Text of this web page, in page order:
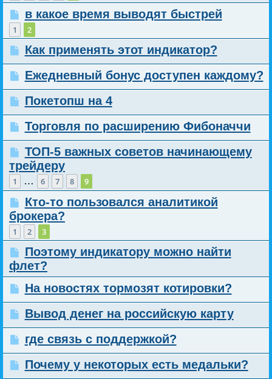
в какое время выводят быстрей
1 2
Как применять этот индикатор?
Ежедневный бонус доступен каждому?
Покетопш на 4
Торговля по расширению Фибоначчи
ТОП-5 важных советов начинающему
трейдеру
1 … 6 7 8 9
Кто-то пользовался аналитикой
брокера?
1 2 3
Поэтому индикатору можно найти
флет?
На новостях тормозят котировки?
Вывод денег на российскую карту
где связь с поддержкой?
Почему у некоторых есть медальки?